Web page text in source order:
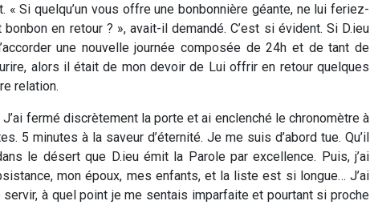
Si quelqu’un vous offre une bonbonnière géante, ne lui feriez-
en retour ? », avait-il demandé. C’est si évident. Si D.ieu
une nouvelle journée composée de 24h et de tant de
alors il était de mon devoir de Lui offrir en retour quelques
relation.
J’ai fermé discrètement la porte et ai enclenché le chronomètre à
5 minutes à la saveur d’éternité. Je me suis d’abord tue. Qu’il
le désert que D.ieu émit la Parole par excellence. Puis, j’ai
mon époux, mes enfants, et la liste est si longue… J’ai
à quel point je me sentais imparfaite et pourtant si proche